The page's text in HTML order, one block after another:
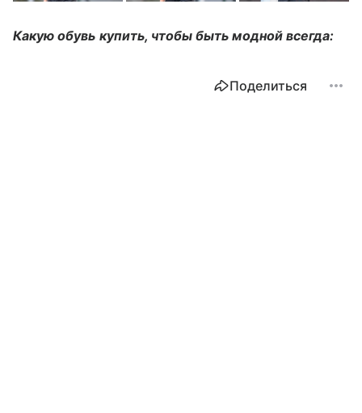
Какую обувь купить, чтобы быть модной всегда:
Поделиться